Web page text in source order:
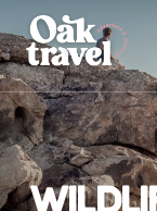
to
main
content